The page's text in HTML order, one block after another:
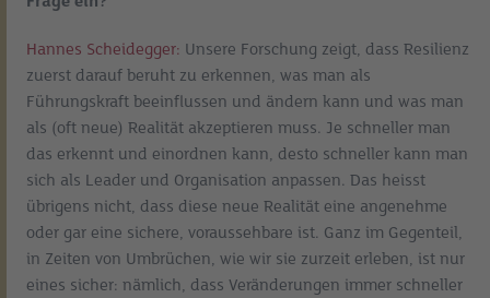
Hannes Scheidegger: Unsere Forschung zeigt, dass Resilienz
zuerst darauf beruht zu erkennen, was man als
Führungskraft beeinflussen und ändern kann und was man
als (oft neue) Realität akzeptieren muss. Je schneller man
das erkennt und einordnen kann, desto schneller kann man
sich als Leader und Organisation anpassen. Das heisst
übrigens nicht, dass diese neue Realität eine angenehme
oder gar eine sichere, voraussehbare ist. Ganz im Gegenteil,
in Zeiten von Umbrüchen, wie wir sie zurzeit erleben, ist nur
eines sicher: nämlich, dass Veränderungen immer schneller